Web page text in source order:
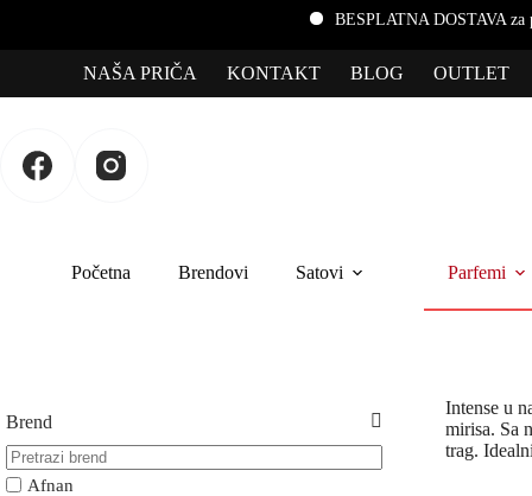
BESPLATNA DOSTAVA za
NAŠA PRIČA KONTAKT BLOG OUTLET
Početna Brendovi Satovi Parfemi
Intense u
mirisa. Sa
trag.
Brend
Afnan